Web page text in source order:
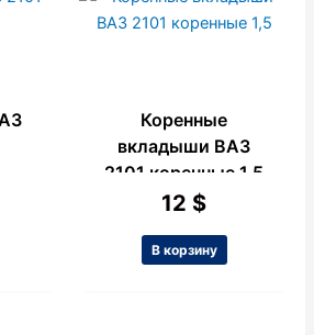
Коренные
вкладыши ВАЗ
2101 коренные 1,5
12 $
В корзину